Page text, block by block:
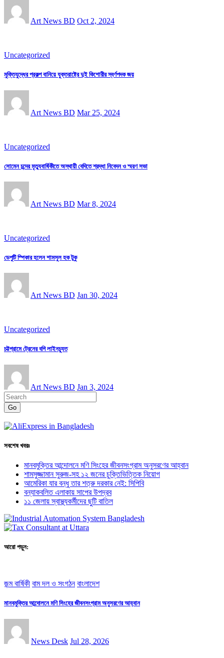
Art News BD Oct 2, 2024
Uncategorized
মুক্তিযুদ্ধের প্রকল্প বানিয়ে যুক্তরাষ্ট্রে দুই কিশোরীর স্বর্ণপদক জয়
Art News BD Mar 25, 2024
Uncategorized
সোমেন চন্দের মৃত্যুবার্ষিকীতে অস্থায়ী বেদিতে শ্রদ্ধা নিবেদন ও স্মরণ সভা
Art News BD Mar 8, 2024
Uncategorized
ডেপুটি স্পিকার হলেন শামসুল হক টুকু
Art News BD Jan 30, 2024
Uncategorized
চট্টগ্রামে ট্রেনের বগি লাইনচ্যুত
Art News BD Jan 3, 2024
Go
সবশেষ খবরঃ
মানবমুক্তির আন্দোলনে মণি সিংহের জীবনসংগ্রাম অনুসরণের আহ্বান
শামসুজ্জামান সুরুজ-সহ ১২ জনের চুক্তিভিত্তিক নিয়োগ
আমেরিকা যার বন্ধু তার শত্রু দরকার নেই: সিপিবি
বন্যাকবলিত এলাকায় সাপের উপদ্রব
১১ জেলায় স্বাস্থ্যকর্মীদের ছুটি বাতিল
আরো পড়ুন:
জন্ম বার্ষিকী বাম দল ও সংগঠন বাংলাদেশ
মানবমুক্তির আন্দোলনে মণি সিংহের জীবনসংগ্রাম অনুসরণের আহ্বান
News Desk Jul 28, 2026